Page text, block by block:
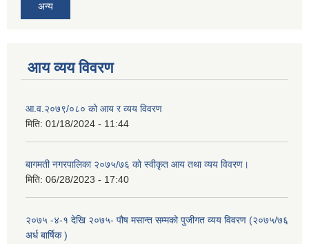
अन्य
आय व्यय विवरण
आ.व.२०७९/०८० को आय र व्यय विवरण
मिति: 01/18/2024 - 11:44
बागमती नगरपालिका २०७५/७६ को स्वीकृत आय तथा व्यय विवरण।
मिति: 06/28/2023 - 17:40
२०७५ -४-१ देखि २०७५- पौष मसान्त सम्मको पुजीगत व्यय विवरण (२०७५/७६
अर्ध बार्षिक )